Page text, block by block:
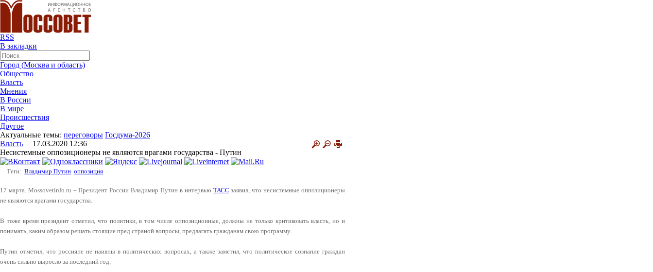
RSS
В закладки
Город (Москва и область)
Общество
Власть
Мнения
В России
В мире
Происшествия
Другое
Актуальные темы: переговоры Госдума-2026
Власть 17.03.2020 12:36
Несистемные оппозиционеры не являются врагами государства - Путин
Теги: Владимир Путин оппозиция
17 марта. Mossovetinfo.ru – Президент России Владимир Путин в интервью ТАСС заявил, что несистемные оппозиционеры
не являются врагами государства.
В тоже время президент отметил, что политики, в том числе оппозиционные, должны не только критиковать власть, но и
понимать, каким образом решать стоящие пред страной вопросы, предлагать гражданам свою программу.
Путин отметил, что россияне не наивны в политических вопросах, а также заметил, что политическое сознание граждан
очень сильно выросло за последний год.